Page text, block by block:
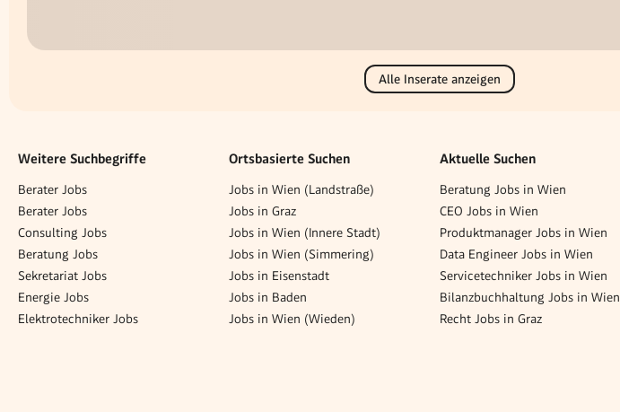
Alle Inserate anzeigen
Weitere Suchbegriffe
Berater Jobs
Berater Jobs
Consulting Jobs
Beratung Jobs
Sekretariat Jobs
Energie Jobs
Elektrotechniker Jobs
Ortsbasierte Suchen
Jobs in Wien (Landstraße)
Jobs in Graz
Jobs in Wien (Innere Stadt)
Jobs in Wien (Simmering)
Jobs in Eisenstadt
Jobs in Baden
Jobs in Wien (Wieden)
Aktuelle Suchen
Beratung Jobs in Wien
CEO Jobs in Wien
Produktmanager Jobs in Wien
Data Engineer Jobs in Wien
Servicetechniker Jobs in Wien
Bilanzbuchhaltung Jobs in Wien
Recht Jobs in Graz